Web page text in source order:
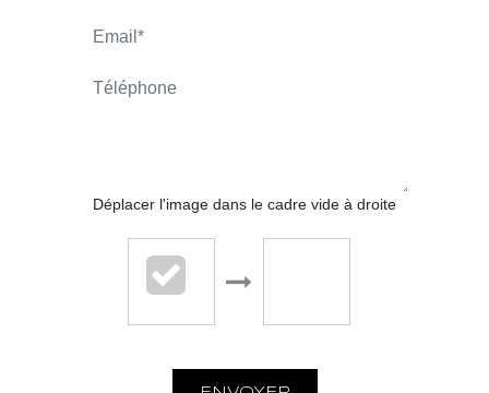
LARAVOIRE IMMOBILIER - La
Déplacer l'image dans le cadre vide à droite